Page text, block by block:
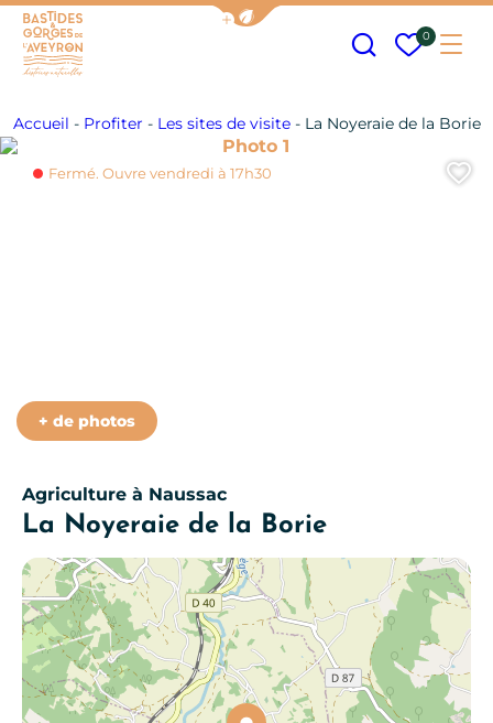
Afficher la barre de navigation
Mes
0
Accueil - Profiter - Les sites de visite- La Noyeraie de la Borie
Agriculture à Naussac
La Noyeraie de la Borie
Photo 1
+ de photos
Fermé. Ouvre vendredi à 17h30